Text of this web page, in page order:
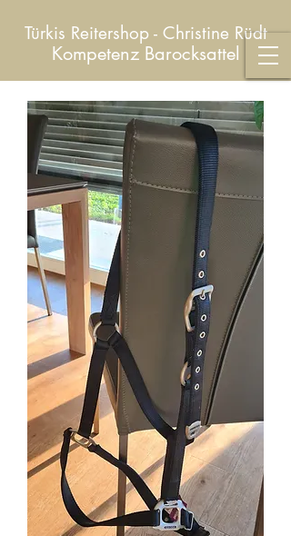
Türkis Reitershop - Christine Rüdt
Kompetenz Barocksattel